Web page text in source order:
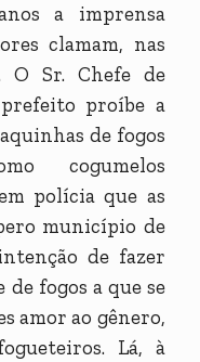
a imprensa
clamam, nas
O Sr. Chefe de
proíbe a
de fogos
cogumelos
polícia que as
município de
de fazer
fogos a que se
amor ao gênero,
Lá, à